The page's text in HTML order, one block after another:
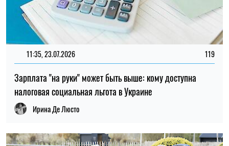
11:35, 23.07.2026 119
Зарплата "на руки" может быть выше: кому доступна
налоговая социальная льгота в Украине
Ирина Де Люсто